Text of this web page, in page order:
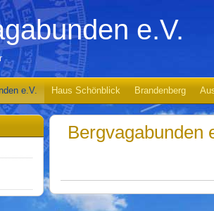
e.V.
e.V. Haus Schönblick Brandenberg
Bergvagabunden